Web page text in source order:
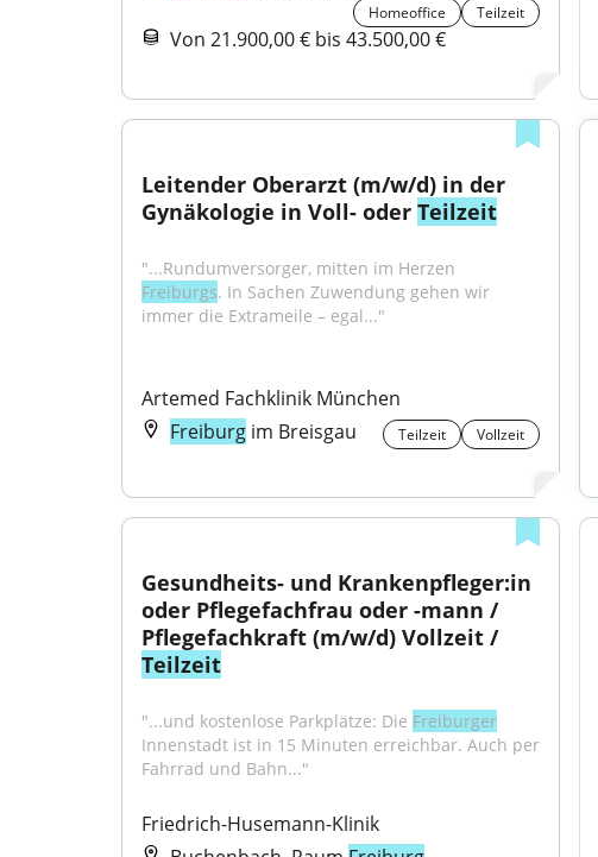
Homeoffice Teilzeit
Von 21.900,00 € bis 43.500,00 €
Leitender Oberarzt (m/w/d) in der
Gynäkologie in Voll- oder Teilzeit
Freiburgs. In Sachen Zuwendung gehen wir
immer die Extrameile – egal..."
Artemed Fachklinik München
Freiburg im Breisgau Teilzeit Vollzeit
Gesundheits- und Krankenpfleger:in
oder Pflegefachfrau oder -mann /
Pflegefachkraft (m/w/d) Vollzeit /
Teilzeit
"...und kostenlose Parkplätze: Die Freiburger
Innenstadt ist in 15 Minuten erreichbar. Auch per
Fahrrad und Bahn..."
Friedrich-Husemann-Klinik